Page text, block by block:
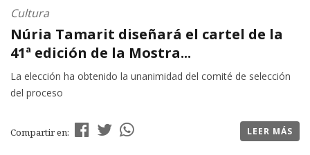
Cultura
Núria Tamarit diseñará el cartel de la
41ª edición de la Mostra...
La elección ha obtenido la unanimidad del comité de selección
del proceso
Compartir en: LEER MÁS